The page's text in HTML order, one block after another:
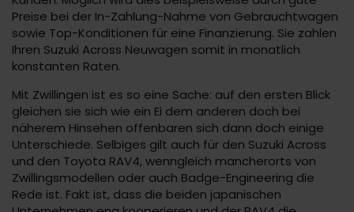
Preise bei der In-Zahlung-Nahme von Gebrauchtwagen
sowie Top-Konditionen für eine Finanzierung. Sie zahlen
Ihren Suzuki Across Neuwagen somit in monatlich
konstanten Raten.
Mit Zwillingen ist es so eine Sache: auf den ersten Blick
gleichen sie sich wie ein Ei dem anderen doch bei
näherem Hinsehen offenbaren sich dann doch einige
Unterschiede. Selbiges gilt auch für den Suzuki Across
und den Toyota RAV4, wenngleich mancherorts von
Zwillingsmodellen oder auch Badge-Engineering die
Rede ist. Fakt ist, dass die beiden japanischen